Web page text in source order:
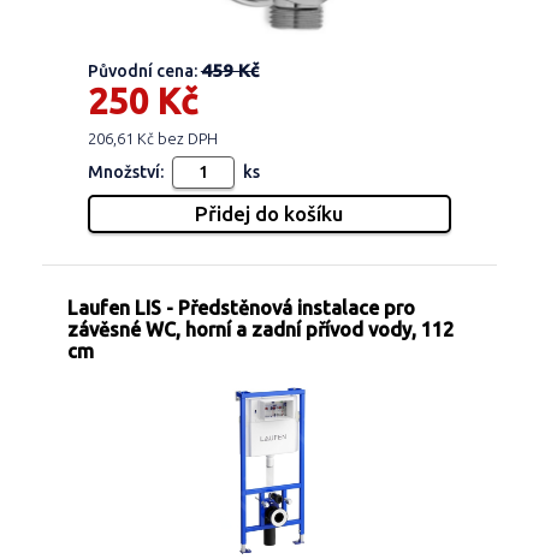
Původní cena:459 Kč
250 Kč
206,61 Kč bez DPH
Množství: ks
Laufen LIS - Předstěnová instalace pro
závěsné WC, horní a zadní přívod vody, 112
cm